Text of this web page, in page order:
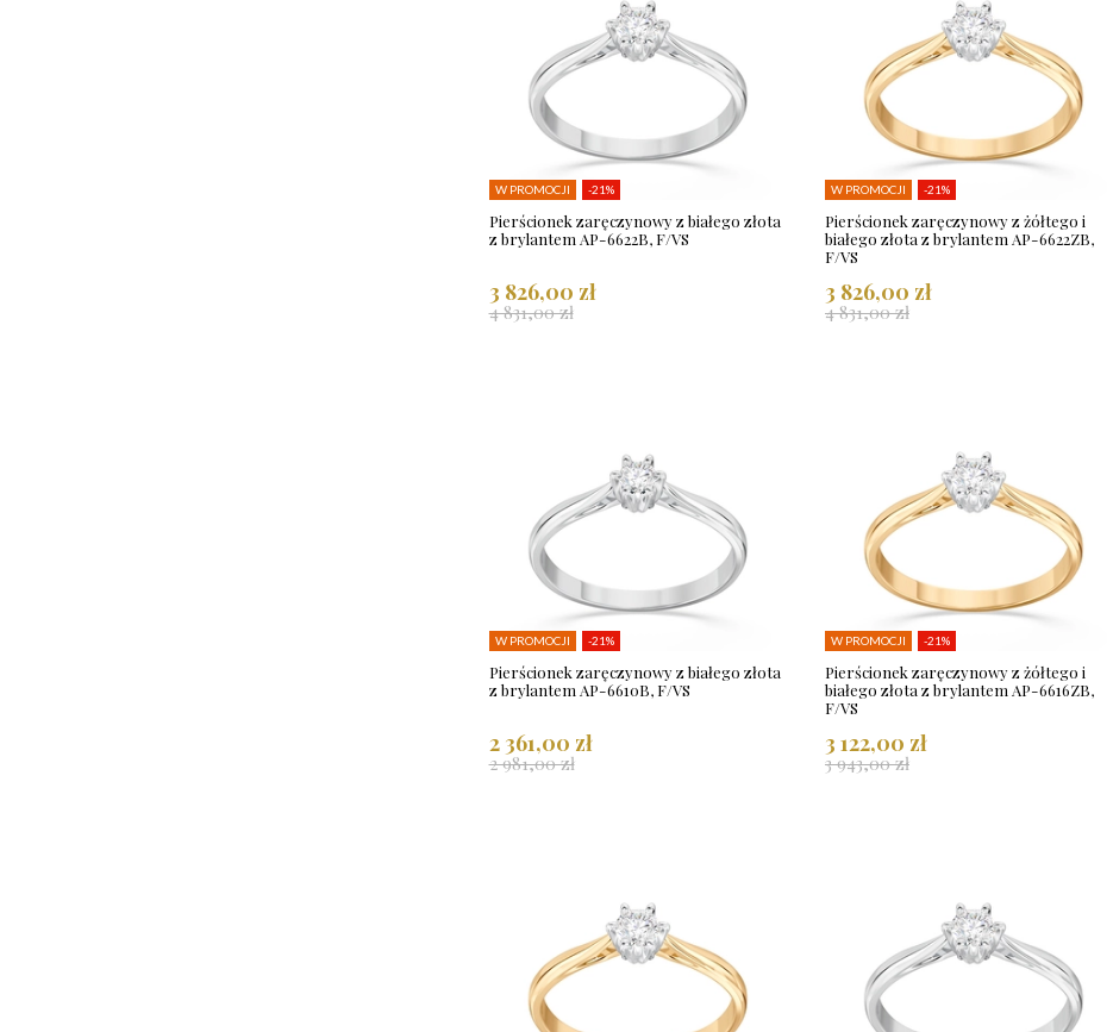
W PROMOCJI -21%
Pierścionek zaręczynowy z białego złota
z brylantem AP-6622B, F/VS
3 826,00 zł
4 831,00 zł
W PROMOCJI -21%
Pierścionek zaręczynowy z żółtego i
białego złota z brylantem AP-6622ZB,
F/VS
3 826,00 zł
4 831,00 zł
W PROMOCJI -21%
Pierścionek zaręczynowy z białego złota
z brylantem AP-6610B, F/VS
2 361,00 zł
2 981,00 zł
W PROMOCJI -21%
Pierścionek zaręczynowy z żółtego i
białego złota z brylantem AP-6616ZB,
F/VS
3 122,00 zł
3 943,00 zł